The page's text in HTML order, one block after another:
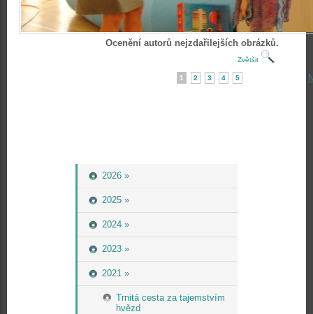
2026 »
2025 »
2024 »
2023 »
2021 »
Trnitá cesta za tajemstvím
hvězd
Ocenění autorů nejzdařilejších obrázků.
Zvětšit
1 2 3 4 5